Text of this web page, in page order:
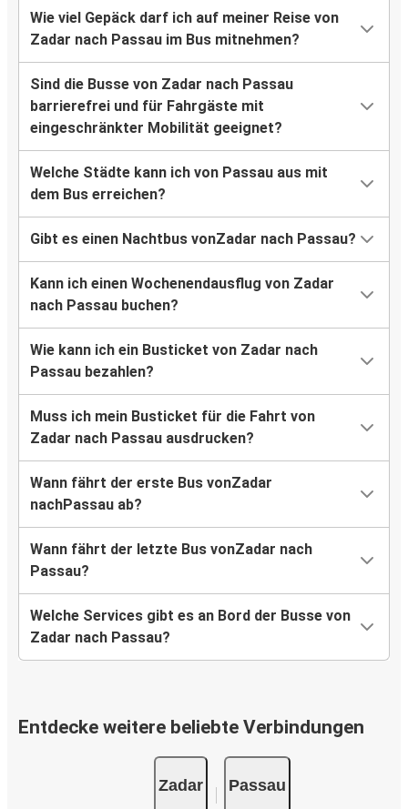
Wie viel Gepäck darf ich auf meiner Reise von
Zadar nach Passau im Bus mitnehmen?
Sind die Busse von Zadar nach Passau
barrierefrei und für Fahrgäste mit
eingeschränkter Mobilität geeignet?
Welche Städte kann ich von Passau aus mit
dem Bus erreichen?
Gibt es einen Nachtbus vonZadar nach Passau?
Kann ich einen Wochenendausflug von Zadar
nach Passau buchen?
Wie kann ich ein Busticket von Zadar nach
Passau bezahlen?
Muss ich mein Busticket für die Fahrt von
Zadar nach Passau ausdrucken?
Wann fährt der erste Bus vonZadar
nachPassau ab?
Wann fährt der letzte Bus vonZadar nach
Passau?
Welche Services gibt es an Bord der Busse von
Zadar nach Passau?
Entdecke weitere beliebte Verbindungen
Zadar Passau